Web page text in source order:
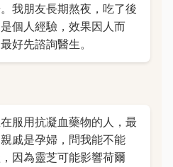
我朋友長期熬夜，吃了後
個人經驗，效果因人而
好先諮詢醫生。
服用抗凝血藥物的人，最
戚是孕婦，問我能不能
因為靈芝可能影響荷爾